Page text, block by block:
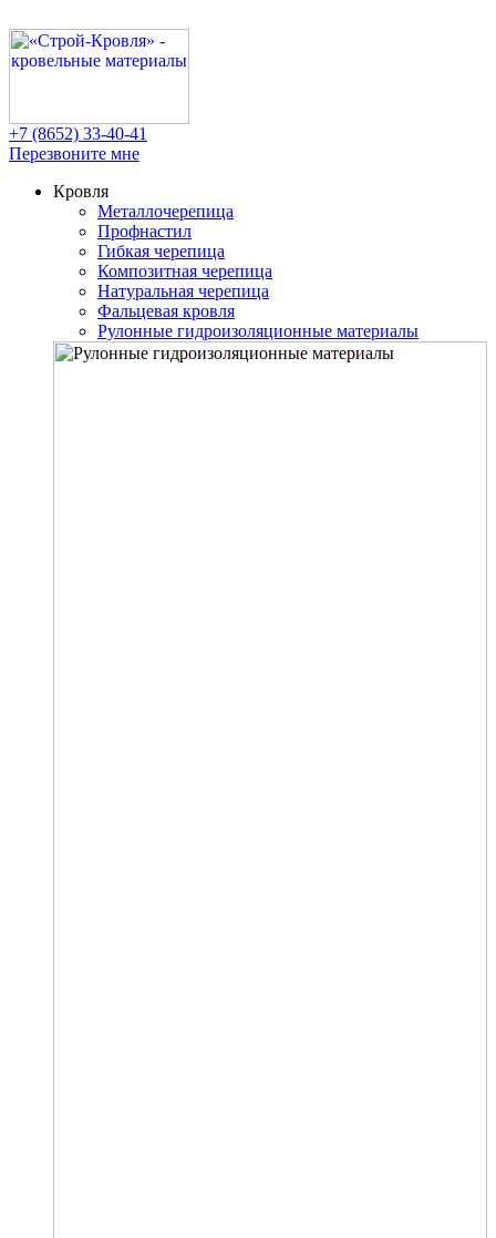
+7 (8652) 33-40-41
Перезвоните мне
Кровля
Металлочерепица
Профнастил
Гибкая черепица
Композитная черепица
Натуральная черепица
Фальцевая кровля
Рулонные гидроизоляционные материалы